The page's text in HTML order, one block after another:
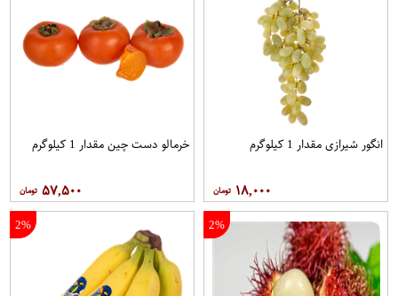
انگور شیرازی مقدار 1 کیلوگرم
۱۸,۰۰۰
خرمالو دست چین مقدار 1 کیلوگرم
۵۷,۵۰۰
2%
2%